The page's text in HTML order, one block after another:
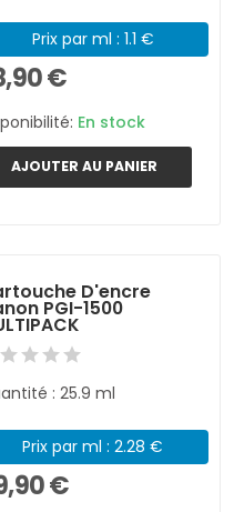
Prix par ml : 1.1 €
€
En stock
AJOUTER AU PANIER
D'encre
PGI-1500
: 25.9 ml
Prix par ml : 2.28 €
€